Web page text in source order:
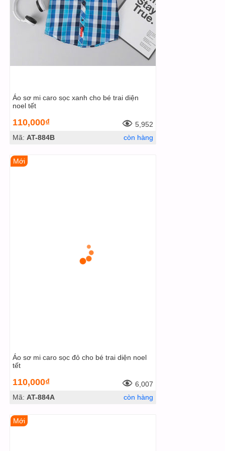
Áo sơ mi caro sọc xanh cho bé trai diện
noel tết
110,000₫
5,952
Mã: AT-884B còn hàng
Mới
Áo sơ mi caro sọc đỏ cho bé trai diện noel
tết
110,000₫
6,007
Mã: AT-884A còn hàng
Mới